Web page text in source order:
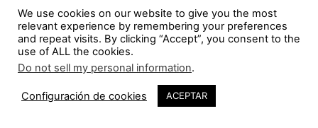
ARTÍCULOS RELACIONADOS
aparejo
Villa Carolina cuando la cubierta se
convierte en la quinta fachada
30 julio, 2026
We use cookies on our website to give you the most
relevant experience by remembering your preferences
and repeat visits. By clicking “Accept”, you consent to the
use of ALL the cookies.
Do not sell my personal information.
Configuración de cookies ACEPTAR